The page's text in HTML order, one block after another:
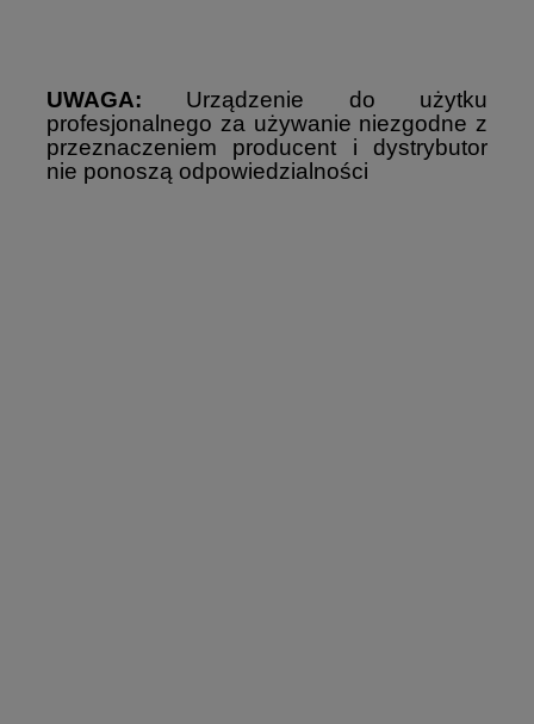
UWAGA: Urządzenie do użytku
profesjonalnego za używanie niezgodne z
przeznaczeniem producent i dystrybutor
nie ponoszą odpowiedzialności